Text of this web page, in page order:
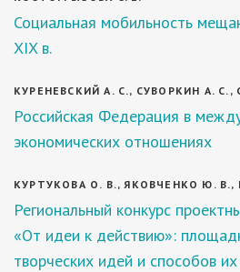
Социальная мобильность
XIX в.
КУРЕНЕВСКИЙ А. С., СУВОРКИН А. С.,
Российская Федерация в
экономических отношениях
КУРТУКОВА О. В., ЯКОВЧЕНКО Ю. В.,
Региональный конкурс
«От идеи к действию»:
творческих идей и способов